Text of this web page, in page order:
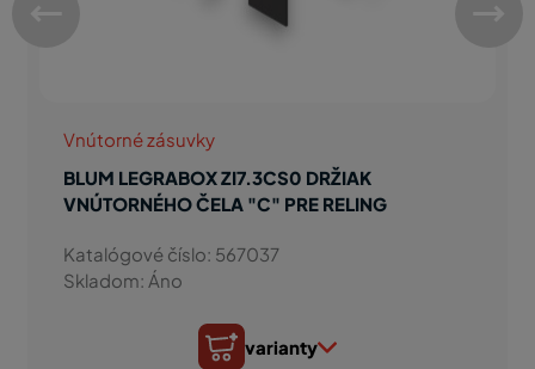
Vnútorné zásuvky
BLUM LEGRABOX ZI7.3CS0 DRŽIAK
VNÚTORNÉHO ČELA "C" PRE RELING
Katalógové číslo: 567037
Skladom: Áno
varianty